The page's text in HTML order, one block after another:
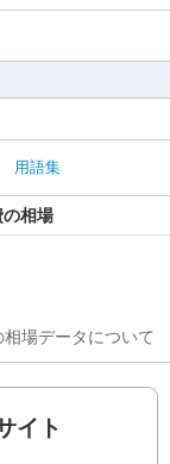
用語集
相場
場データについて
イト